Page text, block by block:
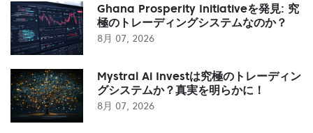
Ghana Prosperity Initiativeを発見: 究
極のトレーディングシステムなのか？
8月 07, 2026
Mystral Ai Investは究極のトレーディン
グシステムか？真実を明らかに！
8月 07, 2026